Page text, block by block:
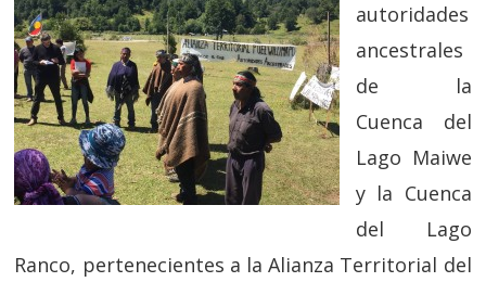
autoridades
ancestrales
de la
Cuenca del
Lago Maiwe
y la Cuenca
del Lago
Ranco, pertenecientes a la Alianza Territorial del